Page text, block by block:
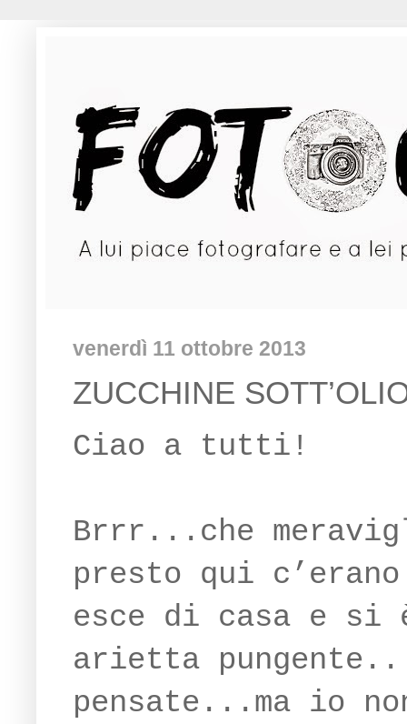
venerdì 11 ottobre 2013
ZUCCHINE
Ciao a tutti!
Brrr...che
presto qui
esce di casa e si
arietta pungente...
pensate...ma io